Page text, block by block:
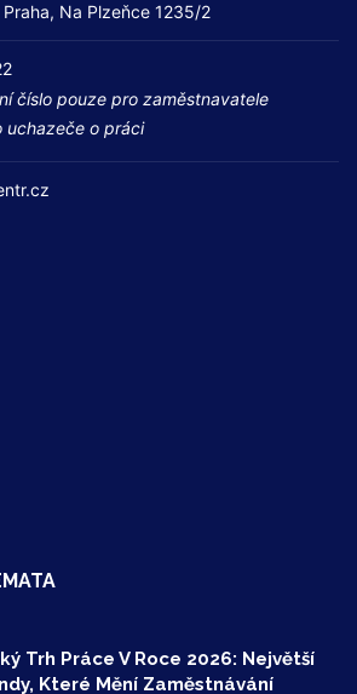
Na Plzeňce 1235/2
číslo pouze pro zaměstnavatele
uchazeče o práci
Trh Práce V Roce 2026: Největší
Které Mění Zaměstnávání